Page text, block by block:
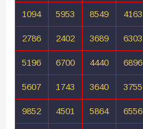
1094 5953 8549 4163
2786 2402 3689 6303
5196 6700 4440 6896
5607 1743 3640 3755
9852 4501 5864 6556